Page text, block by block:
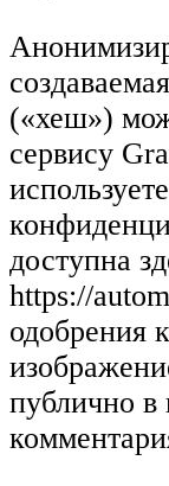
(«хеш»)
сервису
доступна
https://
одобрения
публично в